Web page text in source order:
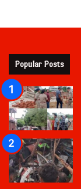
Popular Posts